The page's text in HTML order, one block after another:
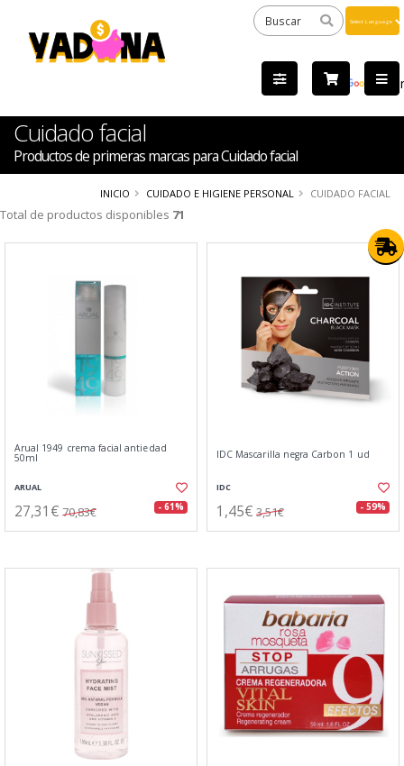
by
Cuidado facial
Productos de primeras marcas para Cuidado facial
INICIO CUIDADO E HIGIENE PERSONAL CUIDADO FACIAL
Total de productos disponibles 71
Arual 1949 crema facial antiedad
50ml
ARUAL
27,31€ 70,83€ - 61%
IDC Mascarilla negra Carbon 1 ud
IDC
1,45€ 3,51€ - 59%